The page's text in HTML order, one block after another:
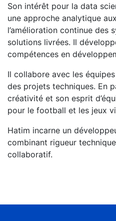
Son intérêt pour la data
une approche analytique
l’amélioration continue des
solutions livrées. Il
compétences en
Il collabore avec les
des projets techniques. En
créativité et son esprit
pour le football et les jeux
Hatim incarne un
combinant rigueur
collaboratif.